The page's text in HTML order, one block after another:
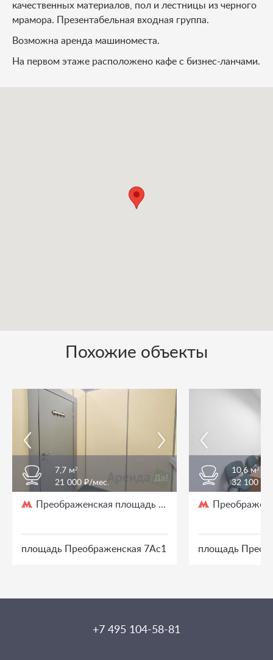
качественных материалов, пол и лестницы из черного
мрамора. Презентабельная входная группа.
Возможна аренда машиноместа.
На первом этаже расположено кафе с бизнес-ланчами.
Похожие объекты
7,7 м²
21 000 ₽/мес.
Преображенская площадь / 3 мин. пешком
площадь Преображенская 7Ас1
10,6 м²
32 100 ₽/
площадь
+7 495 104-58-81